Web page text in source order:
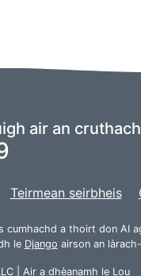
air an
Teirmean seirbheis
cumhachd a thoirt don AI
le Django airson an
| Air a dhèanamh le Lou